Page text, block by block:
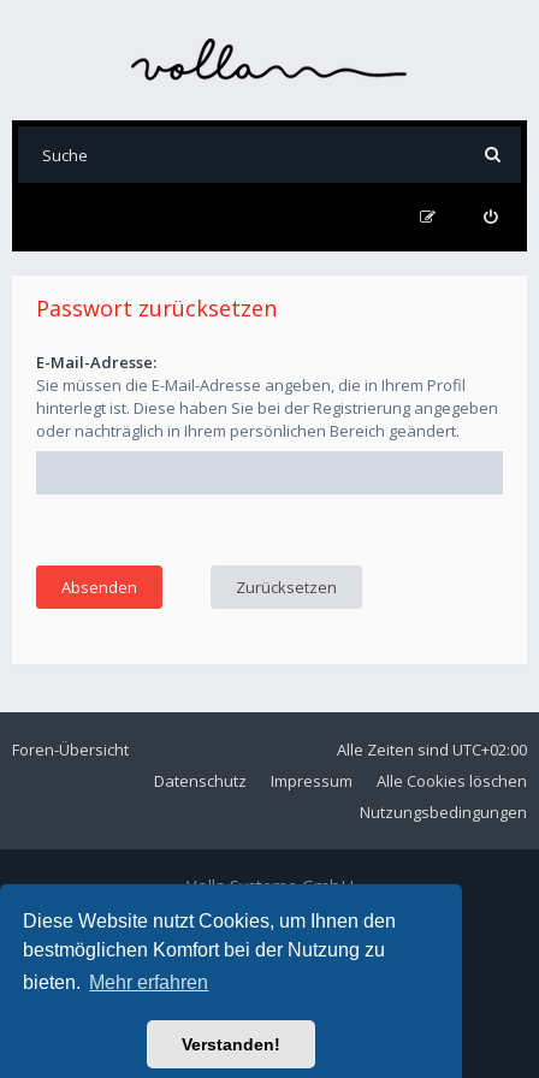
Diese Website nutzt Cookies, um Ihnen den
bestmöglichen Komfort bei der Nutzung zu
bieten. Mehr erfahren
Verstanden!
Passwort zurücksetzen
E-Mail-Adresse:
Sie müssen die E-Mail-Adresse angeben, die in Ihrem Profil
hinterlegt ist. Diese haben Sie bei der Registrierung angegeben
oder nachträglich in Ihrem persönlichen Bereich geändert.
Foren-Übersicht Alle Zeiten sind UTC+02:00
Alle Cookies löschen
Impressum
Datenschutz
Nutzungsbedingungen
Volla Systeme GmbH
Kölner Straße 102
42897 Remscheid
Telefon:+49 2191 59897 61
E-Mail:
Ariki Theme by